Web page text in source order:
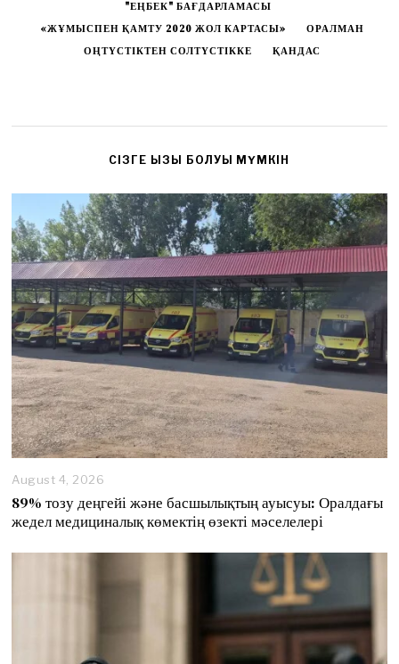
"ЕҢБЕК" БАҒДАРЛАМАСЫ
«ЖҰМЫСПЕН ҚАМТУ 2020 ЖОЛ КАРТАСЫ»
ОРАЛМАН
ОҢТҮСТІКТЕН СОЛТҮСТІККЕ
ҚАНДАС
CІЗГЕ ҚЫЗЫҚ БОЛУЫ МҮМКІН
August 4, 2026
89% тозу деңгейі және басшылықтың ауысуы: Оралдағы
жедел медициналық көмектің өзекті мәселелері